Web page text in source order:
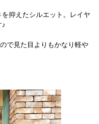
抑えたシルエット。レイヤ
で見た目よりもかなり軽や